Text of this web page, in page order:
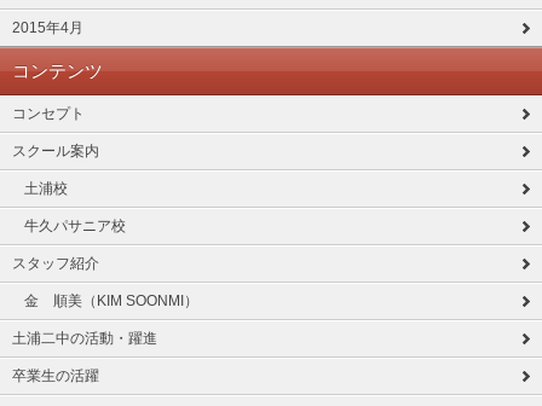
2015年4月
コンテンツ
コンセプト
スクール案内
土浦校
牛久パサニア校
スタッフ紹介
金 順美（KIM SOONMI）
土浦二中の活動・躍進
卒業生の活躍